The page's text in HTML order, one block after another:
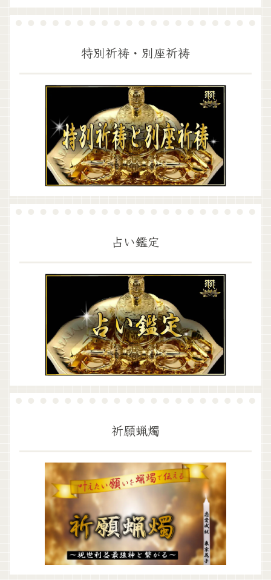
特別祈祷・別座祈祷
占い鑑定
祈願蝋燭